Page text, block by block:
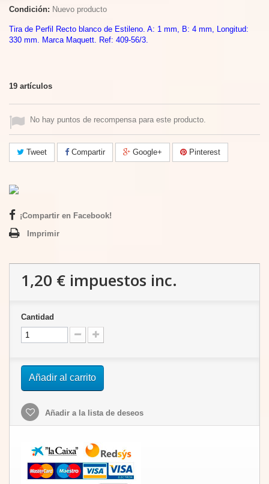
Condición: Nuevo producto
Tira de Perfil Recto blanco de Estileno. A: 1 mm, B: 4 mm, Longitud:
330 mm. Marca Maquett. Ref: 409-56/3.
19 artículos
No hay puntos de recompensa para este producto.
Tweet Compartir Google+ Pinterest
¡Compartir en Facebook!
Imprimir
1,20 € impuestos inc.
Cantidad
Añadir al carrito
Añadir a la lista de deseos